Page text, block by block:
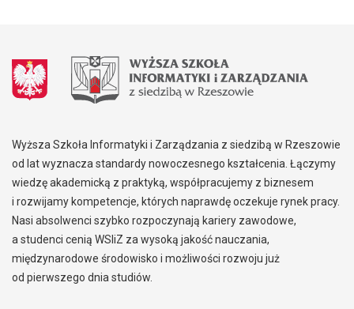
Wyższa Szkoła Informatyki i Zarządzania z siedzibą w Rzeszowie
od lat wyznacza standardy nowoczesnego kształcenia. Łączymy
wiedzę akademicką z praktyką, współpracujemy z biznesem
i rozwijamy kompetencje, których naprawdę oczekuje rynek pracy.
Nasi absolwenci szybko rozpoczynają kariery zawodowe,
a studenci cenią WSIiZ za wysoką jakość nauczania,
międzynarodowe środowisko i możliwości rozwoju już
od pierwszego dnia studiów.